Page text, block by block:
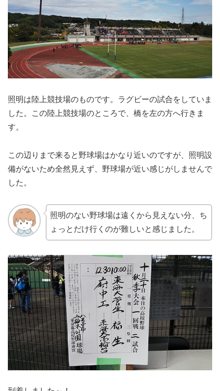
照明は陸上競技場のものです。ラグビーの試合をしていま
した。この陸上競技場のところで、橋を左の方へ行きま
す。
この辺りまで来ると野球場はかなり近いのですが、照明設
備がないため全然見えず、野球場が近い感じがしませんで
した。
照明のない野球場は遠くから見えない分、ち
ょっとだけ行くのが難しいと感じました。